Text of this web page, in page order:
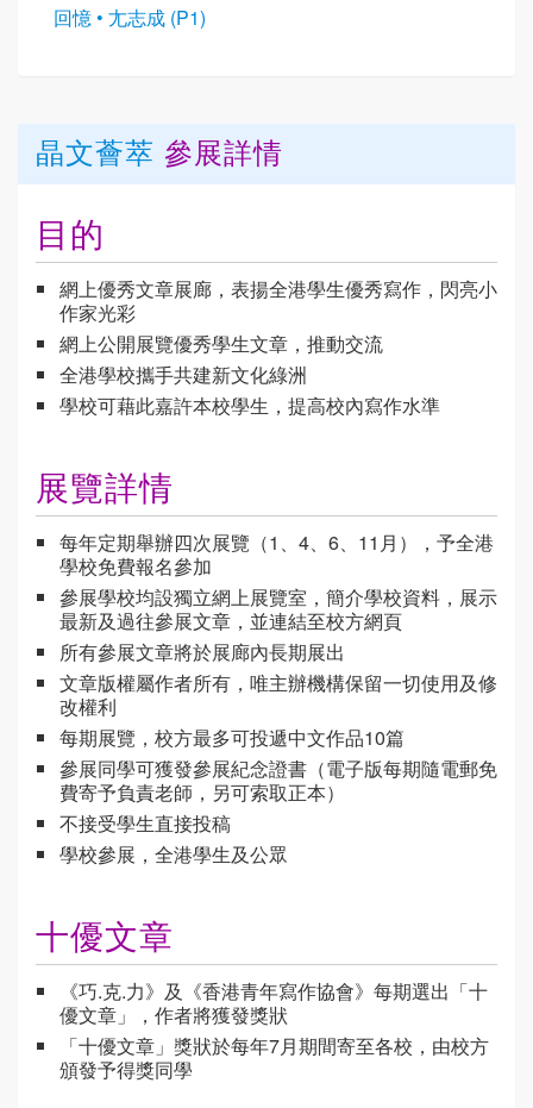
回憶 • 尢志成 (P1)
晶文薈萃 參展詳情
目的
網上優秀文章展廊，表揚全港學生優秀寫作，閃亮小
作家光彩
網上公開展覽優秀學生文章，推動交流
全港學校攜手共建新文化綠洲
學校可藉此嘉許本校學生，提高校內寫作水準
展覽詳情
每年定期舉辦四次展覽（1、4、6、11月），予全港
學校免費報名參加
參展學校均設獨立網上展覽室，簡介學校資料，展示
最新及過往參展文章，並連結至校方網頁
所有參展文章將於展廊內長期展出
文章版權屬作者所有，唯主辦機構保留一切使用及修
改權利
每期展覽，校方最多可投遞中文作品10篇
參展同學可獲發參展紀念證書（電子版每期隨電郵免
費寄予負責老師，另可索取正本）
不接受學生直接投稿
學校參展，全港學生及公眾
十優文章
《巧.克.力》及《香港青年寫作協會》每期選出「十
優文章」，作者將獲發獎狀
「十優文章」獎狀於每年7月期間寄至各校，由校方
頒發予得獎同學